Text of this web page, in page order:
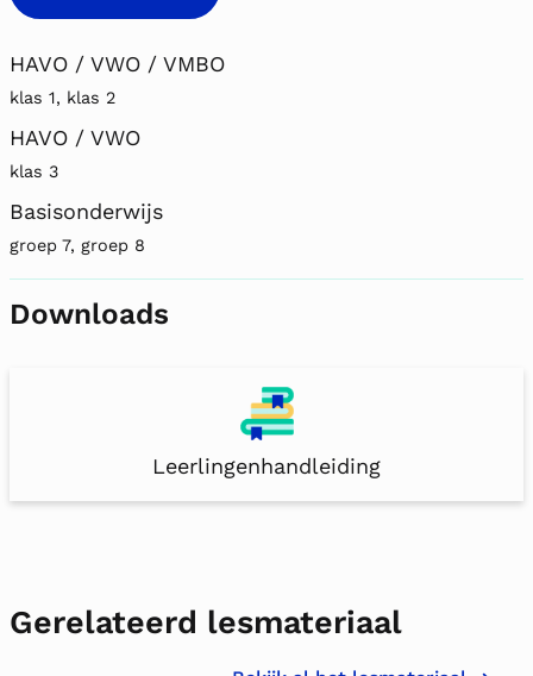
HAVO / VWO / VMBO
klas 1, klas 2
HAVO / VWO
klas 3
Basisonderwijs
groep 7, groep 8
Downloads
Leerlingenhandleiding
Gerelateerd lesmateriaal